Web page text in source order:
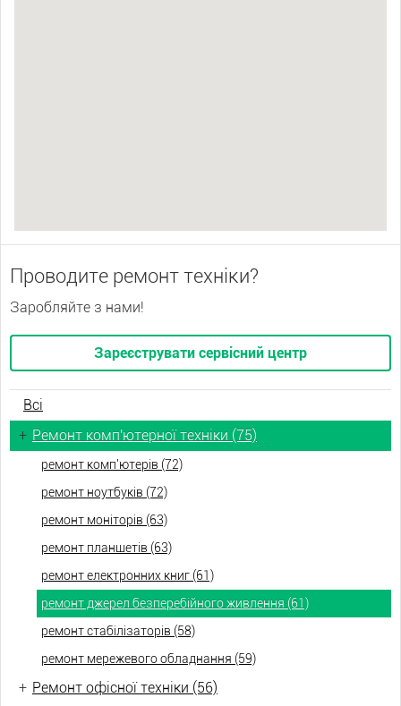
Проводите ремонт техніки?
Заробляйте з нами!
Зареєструвати сервісний центр
Всі
+ Ремонт комп'ютерної техніки (75)
ремонт комп'ютерів (72)
ремонт ноутбуків (72)
ремонт моніторів (63)
ремонт планшетів (63)
ремонт електронних книг (61)
ремонт джерел безперебійного живлення (61)
ремонт стабілізаторів (58)
ремонт мережевого обладнання (59)
+ Ремонт офісної техніки (56)